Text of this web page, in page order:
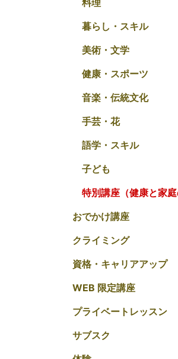
料理
暮らし・スキル
美術・文学
健康・スポーツ
音楽・伝統文化
手芸・花
語学・スキル
子ども
特別講座（健康と家庭
おでかけ講座
クライミング
資格・キャリアアップ
WEB 限定講座
プライベートレッスン
サブスク